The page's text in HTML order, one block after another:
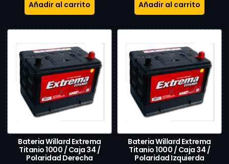
Añadir al carrito Añadir al carrito
Bateria Willard Extrema
Titanio 1000 / Caja 34 /
Polaridad Derecha
Bateria Willard Extrema
Titanio 1000 / Caja 34 /
Polaridad Izquierda